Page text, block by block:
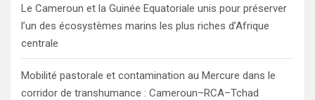
Le Cameroun et la Guinée Equatoriale unis pour préserver
l’un des écosystèmes marins les plus riches d’Afrique
centrale
Mobilité pastorale et contamination au Mercure dans le
corridor de transhumance : Cameroun–RCA–Tchad